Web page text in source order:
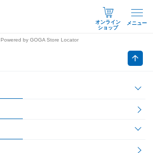
オンライン
ショップ
メニュー
Powered by GOGA Store Locator